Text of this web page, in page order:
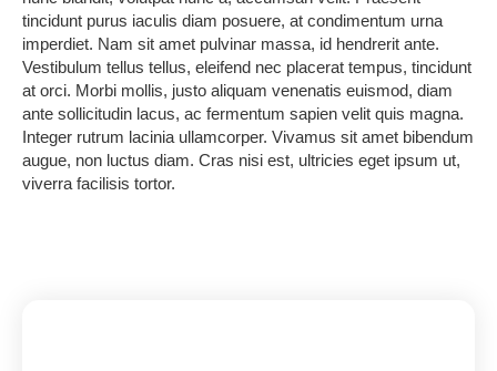
tincidunt purus iaculis diam posuere, at condimentum urna
imperdiet. Nam sit amet pulvinar massa, id hendrerit ante.
Vestibulum tellus tellus, eleifend nec placerat tempus, tincidunt
at orci. Morbi mollis, justo aliquam venenatis euismod, diam
ante sollicitudin lacus, ac fermentum sapien velit quis magna.
Integer rutrum lacinia ullamcorper. Vivamus sit amet bibendum
augue, non luctus diam. Cras nisi est, ultricies eget ipsum ut,
viverra facilisis tortor.